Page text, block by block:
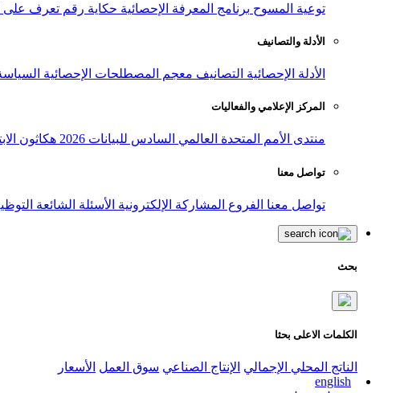
توعية المسوح برنامج المعرفة الإحصائية حكاية رقم تعرف على
الأدلة والتصانيف
الأدلة الإحصائية التصانيف معجم المصطلحات الإحصائية
المركز الإعلامي والفعاليات
منتدى الأمم المتحدة العالمي السادس للبيانات 2026 هكاثون
تواصل معنا
تواصل معنا الفروع المشاركة الإلكترونية الأسئلة الشائعة
بحث
الكلمات الاعلى بحثا
الناتج المحلي الإجمالي الإنتاج الصناعي سوق العمل الأسعار
english